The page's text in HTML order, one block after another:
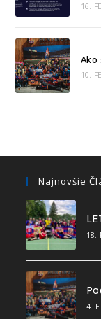
16.
Ako
10.
Najnovšie
18.
4.